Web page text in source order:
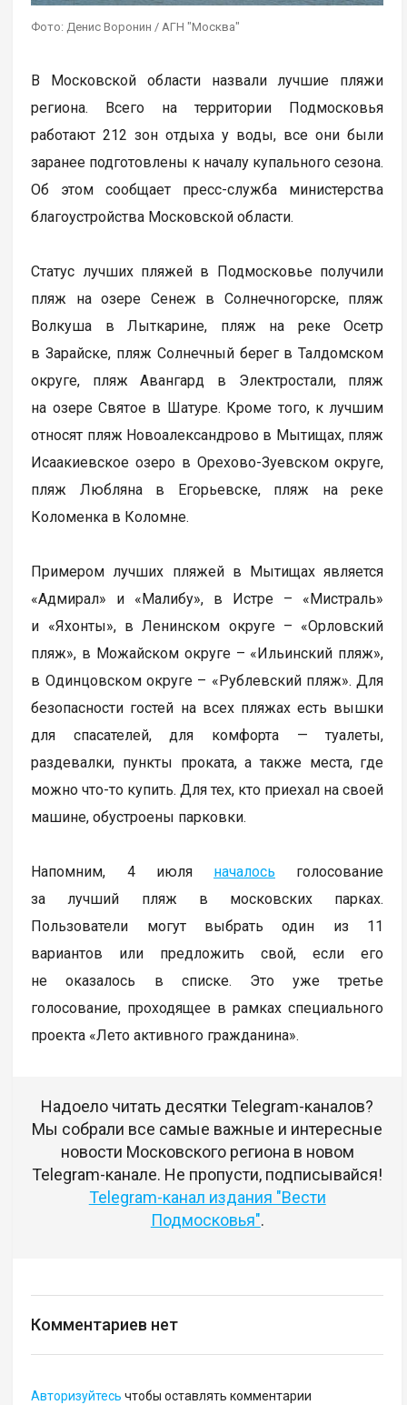
Фото: Денис Воронин / АГН "Москва"
В Московской области назвали лучшие пляжи
региона. Всего на территории Подмосковья
работают 212 зон отдыха у воды, все они были
заранее подготовлены к началу купального сезона.
Об этом сообщает пресс-служба министерства
благоустройства Московской области.
Статус лучших пляжей в Подмосковье получили
пляж на озере Сенеж в Солнечногорске, пляж
Волкуша в Лыткарине, пляж на реке Осетр
в Зарайске, пляж Солнечный берег в Талдомском
округе, пляж Авангард в Электростали, пляж
на озере Святое в Шатуре. Кроме того, к лучшим
относят пляж Новоалександрово в Мытищах, пляж
Исаакиевское озеро в Орехово-Зуевском округе,
пляж Любляна в Егорьевске, пляж на реке
Коломенка в Коломне.
Примером лучших пляжей в Мытищах является
«Адмирал» и «Малибу», в Истре – «Мистраль»
и «Яхонты», в Ленинском округе – «Орловский
пляж», в Можайском округе – «Ильинский пляж»,
в Одинцовском округе – «Рублевский пляж». Для
безопасности гостей на всех пляжах есть вышки
для спасателей, для комфорта — туалеты,
раздевалки, пункты проката, а также места, где
можно что-то купить. Для тех, кто приехал на своей
машине, обустроены парковки.
Напомним, 4 июля началось голосование
за лучший пляж в московских парках.
Пользователи могут выбрать один из 11
вариантов или предложить свой, если его
не оказалось в списке. Это уже третье
голосование, проходящее в рамках специального
проекта «Лето активного гражданина».
Надоело читать десятки Telegram-каналов?
Мы собрали все самые важные и интересные
новости Московского региона в новом
Telegram-канале. Не пропусти, подписывайся!
Telegram-канал издания "Вести
Подмосковья".
Комментариев нет
Авторизуйтесь чтобы оставлять комментарии